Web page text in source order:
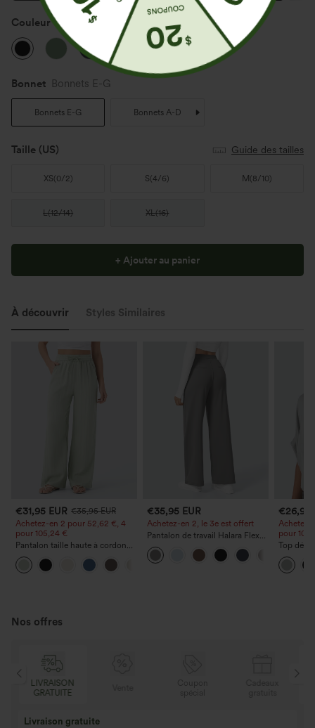
Couleur Noir
Bonnet Bonnets E-G
Bonnets E-G Bonnets A-D
Taille (US) Guide des tailles
XS(0/2) S(4/6) M (8/10)
L(12/14) XL(16)
+ Ajouter au panier
À découvrir Styles Similaires
€31,95 EUR €35,95 EUR
Achetez-en 2 pour 52,62 €, 4
pour 105,24 €
Pantalon taille haute à cordon
avec poches, jambe large et
coupe ample, style décontracté,
effet lin
€35,95 EUR
Achetez-en 2, le 3e est offert
Pantalon de travail Halara Flex™
DayStretch à taille haute, avec
poches et coupe droite
€26,95
Achetez-
pour
Top
ronde,
et coupe
Nos offres
Vente
3 achetés, 1 offert